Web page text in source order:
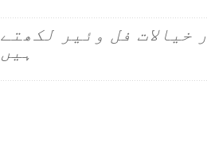
خیالات فل وئیر لکھتے
ہیں